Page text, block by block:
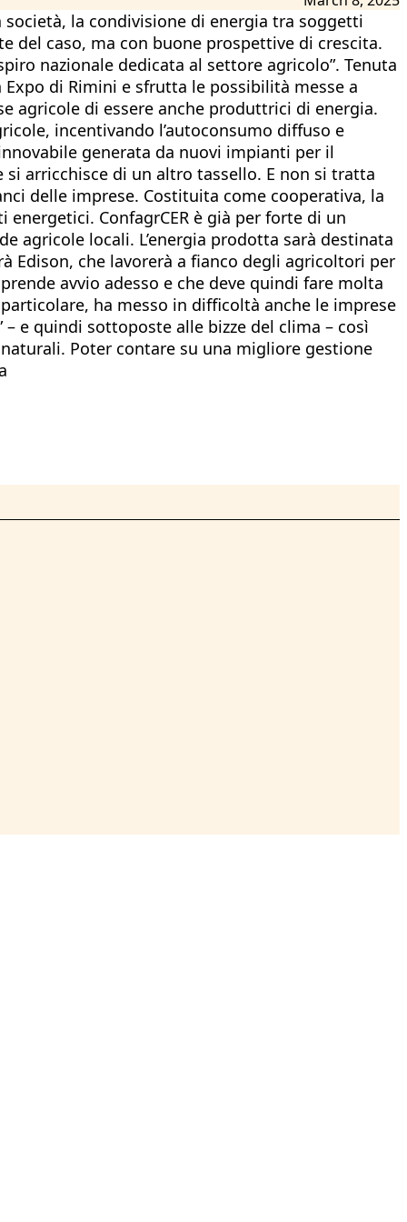
la condivisione di energia tra soggetti
del caso, ma con buone prospettive di crescita.
nazionale dedicata al settore agricolo”. Tenuta
di Rimini e sfrutta le possibilità messe a
agricole di essere anche produttrici di energia.
incentivando l’autoconsumo diffuso e
generata da nuovi impianti per il
arricchisce di un altro tassello. E non si tratta
delle imprese. Costituita come cooperativa, la
ConfagrCER è già per forte di un
agricole locali. L’energia prodotta sarà destinata
Edison, che lavorerà a fianco degli agricoltori per
avvio adesso e che deve quindi fare molta
ha messo in difficoltà anche le imprese
e quindi sottoposte alle bizze del clima – così
Poter contare su una migliore gestione